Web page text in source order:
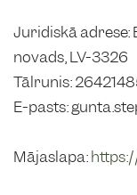
Juridiskā adrese:
novads, LV-3326
Tālrunis:
E-pasts:
Mājaslapa: